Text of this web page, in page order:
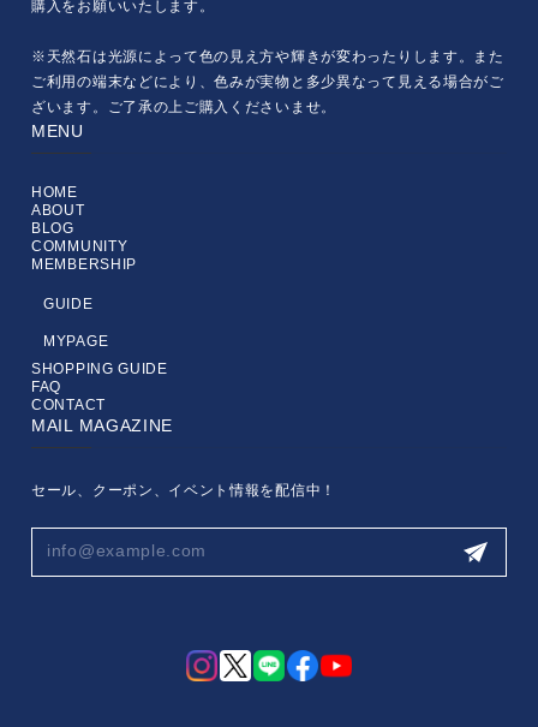
購入をお願いいたします。
※天然石は光源によって色の見え方や輝きが変わったりします。また
ご利用の端末などにより、色みが実物と多少異なって見える場合がご
ざいます。ご了承の上ご購入くださいませ。
MENU
HOME
ABOUT
BLOG
COMMUNITY
MEMBERSHIP
GUIDE
MYPAGE
SHOPPING GUIDE
FAQ
CONTACT
MAIL MAGAZINE
セール、クーポン、イベント情報を配信中！